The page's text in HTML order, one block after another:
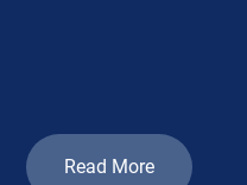
Read More